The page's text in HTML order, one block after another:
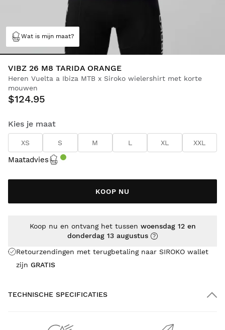
Wat is mijn maat?
VIBZ 26 M8 TARIDA ORANGE
Heren Vuelta a Ibiza MTB x Siroko wielershirt met korte
mouwen
$124.95
Kies je maat
XS S M L XL XXL
Maatadvies
KOOP NU
Retourzendingen met terugbetaling naar SIROKO wallet
zijn GRATIS
Koop nu en ontvang het tussen woensdag 12 en
donderdag 13 augustus
TECHNISCHE SPECIFICATIES